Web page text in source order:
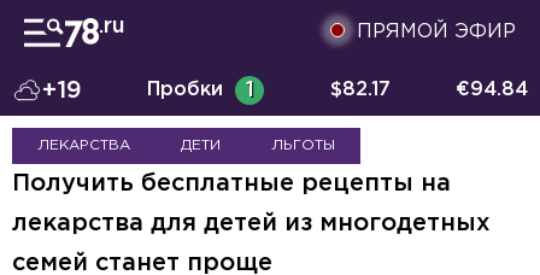
ПРЯМОЙ ЭФИР
+19 Пробки 1 $82.17 €94.84
ЛЕКАРСТВА ДЕТИ ЛЬГОТЫ
Получить бесплатные рецепты на
лекарства для детей из многодетных
семей станет проще